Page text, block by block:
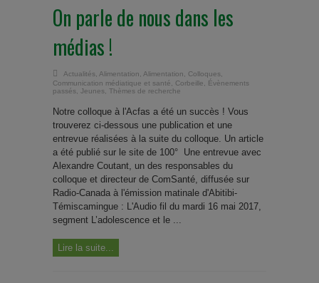
On parle de nous dans les
médias !
Actualités Alimentation Alimentation Colloques
Communication médiatique et santé
Corbeille
Évènements
passés Jeunes Thèmes de recherche
Notre colloque à l'Acfas a été un succès ! Vous
trouverez ci-dessous une publication et une
entrevue réalisées à la suite du colloque. Un article
a été publié sur le site de 100° Une entrevue avec
Alexandre Coutant, un des responsables du
colloque et directeur de ComSanté, diffusée sur
Radio-Canada à l'émission matinale d'Abitibi-
Témiscamingue : L'Audio fil du mardi 16 mai 2017,
segment L’adolescence et le ...
Lire la suite...